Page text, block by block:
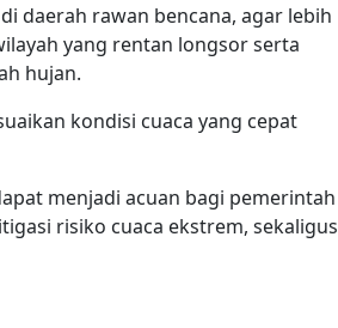
daerah rawan bencana, agar lebih
yang rentan longsor serta
hujan.
kondisi cuaca yang cepat
menjadi acuan bagi pemerintah
risiko cuaca ekstrem, sekaligus